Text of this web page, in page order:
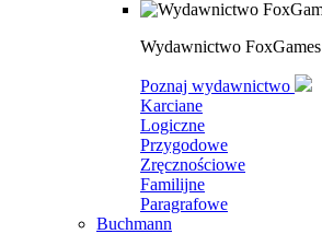
Wydawnictwo FoxGames
Poznaj wydawnictwo
Karciane
Logiczne
Przygodowe
Zręcznościowe
Familijne
Paragrafowe
Buchmann